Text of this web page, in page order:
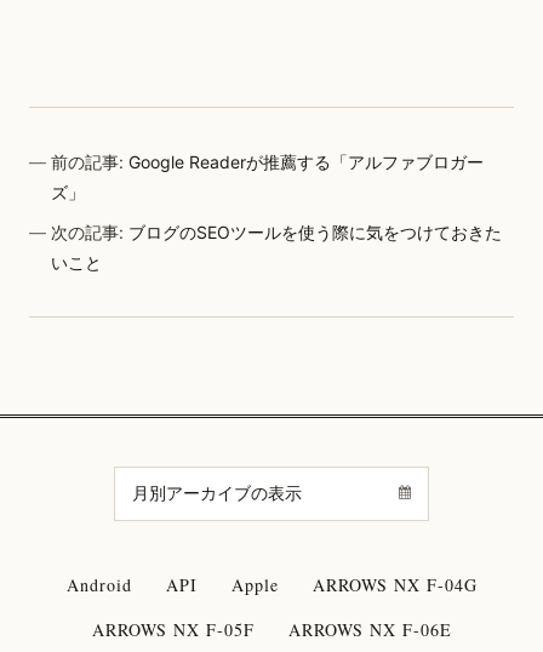
前の記事:Google Readerが推薦する「アルファブロガー
ズ」
次の記事: ブログのSEOツールを使う際に気をつけておきた
いこと
Android API Apple
ARROWS NX F-04G
ARROWS NX F-05F
ARROWS NX F-06E